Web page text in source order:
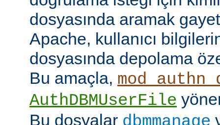
dosyasında aramak
Apache, kullanıcı
dosyasında depolama
Bu amaçla,
AuthDBMUserFile
Bu dosyalar